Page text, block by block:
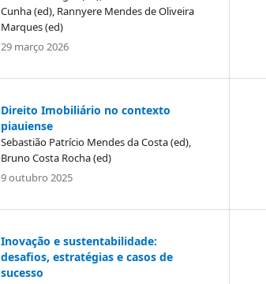
Cunha (ed), Rannyere Mendes de Oliveira
Marques (ed)
29 março 2026
Direito Imobiliário no contexto
piauiense
Sebastião Patrício Mendes da Costa (ed),
Bruno Costa Rocha (ed)
9 outubro 2025
Inovação e sustentabilidade:
desafios, estratégias e casos de
sucesso